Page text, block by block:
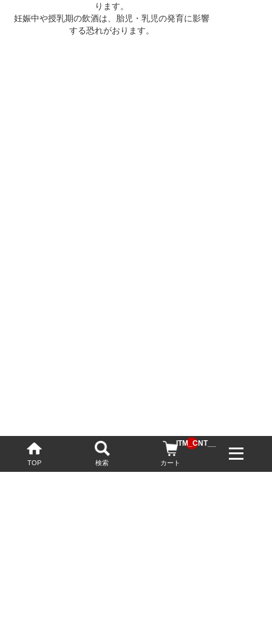
TOP 検索 カート
__ITM_CNT__
ります。
妊娠中や授乳期の飲酒は、胎児・乳児の発育に影響
する恐れがおります。